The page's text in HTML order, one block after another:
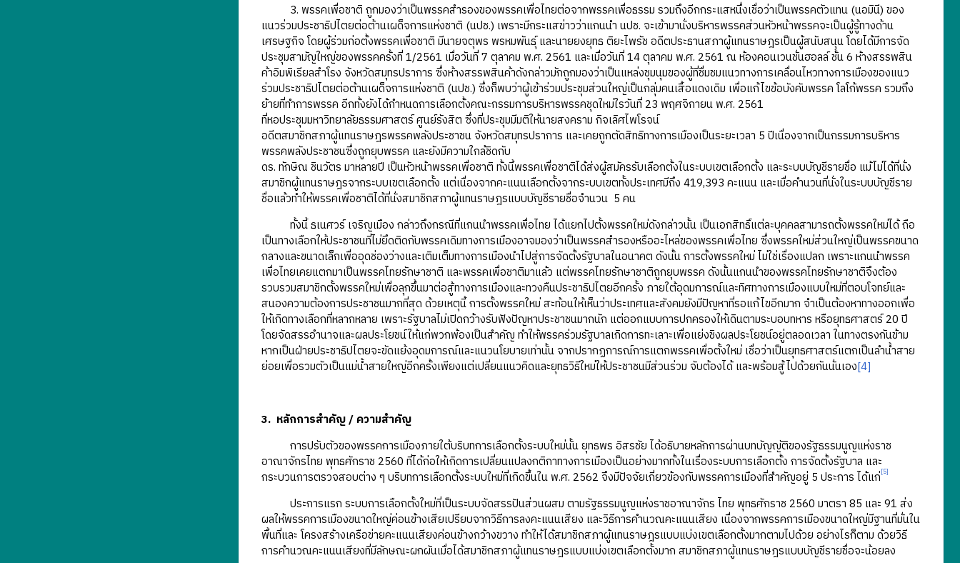
3. พรรคเพื่อชาติ ถูกมองว่าเป็นพรรคสำรองของพรรคเพื่อไทยต่อจากพรรคเพื่อธรรม รวมถึงอีกกระแสหนึ่งเชื่อว่าเป็นพรรคตัวแทน (นอมินี) ของ
แนวร่วมประชาธิปไตยต่อต้านเผด็จการแห่งชาติ (นปช.) เพราะมีกระแสข่าวว่าแกนนำ นปช. จะเข้ามานั่งบริหารพรรคส่วนหัวหน้าพรรคจะเป็นผู้รู้ทางด้าน
เศรษฐกิจ โดยผู้ร่วมก่อตั้งพรรคเพื่อชาติ มีนายจตุพร พรหมพันธุ์ และนายยงยุทธ ติยะไพรัช อดีตประธานสภาผู้แทนราษฎรเป็นผู้สนับสนุน โดยได้มีการจัด
ประชุมสามัญใหญ่ของพรรคครั้งที่ 1/2561 เมื่อวันที่ 7 ตุลาคม พ.ศ. 2561 และเมื่อวันที่ 14 ตุลาคม พ.ศ. 2561 ณ ห้องคอนเวนชั่นฮอลล์ ชั้น 6 ห้างสรรพสิน
ค้าอิมพิเรียลสำโรง จังหวัดสมุทรปราการ ซึ่งห้างสรรพสินค้าดังกล่าวมักถูกมองว่าเป็นแหล่งชุมนุมของผู้ที่ชื่มชมแนวทางการเคลื่อนไหวทางการเมืองของแนว
ร่วมประชาธิปไตยต่อต้านเผด็จการแห่งชาติ (นปช.) ซึ่งก็พบว่าผู้เข้าร่วมประชุมส่วนใหญ่เป็นกลุ่มคนเสื้อแดงเดิม เพื่อแก้ไขข้อบังคับพรรค โลโก้พรรค รวมถึง
ย้ายที่ทำการพรรค อีกทั้งยังได้กำหนดการเลือกตั้งคณะกรรมการบริหารพรรคชุดใหม่ใรวันที่ 23 พฤศจิกายน พ.ศ. 2561
ที่หอประชุมมหาวิทยาลัยธรรมศาสตร์ ศูนย์รังสิต ซึ่งที่ประชุมมีมติให้นายสงคราม กิจเลิศไพโรจน์
อดีตสมาชิกสภาผู้แทนราษฎรพรรคพลังประชาชน จังหวัดสมุทรปราการ และเคยถูกตัดสิทธิทางการเมืองเป็นระยะเวลา 5 ปีเนื่องจากเป็นกรรมการบริหาร
พรรคพลังประชาชนซึ่งถูกยุบพรรค และยังมีความใกล้ชิดกับ
ดร. ทักษิณ ชินวัตร มาหลายปี เป็นหัวหน้าพรรคเพื่อชาติ ทั้งนี้พรรคเพื่อชาติได้ส่งผู้สมัครรับเลือกตั้งในระบบเขตเลือกตั้ง และระบบบัญชีรายชื่อ แม้ไม่ได้ที่นั่ง
สมาชิกผู้แทนราษฎรจากระบบเขตเลือกตั้ง แต่เนื่องจากคะแนนเลือกตั้งจากระบบเขตทั้งประเทศมีถึง 419,393 คะแนน และเมื่อคำนวนที่นั่งในระบบบัญชีราย
ชื่อแล้วทำให้พรรคเพื่อชาติได้ที่นั่งสมาชิกสภาผู้แทนราษฎรแบบบัญชีรายชื่อจำนวน 5 คน
ทั้งนี้ ธเนศวร์ เจริญเมือง กล่าวถึงกรณีที่แกนนำพรรคเพื่อไทย ได้แยกไปตั้งพรรคใหม่ดังกล่าวนั้น เป็นเอกสิทธิ์แต่ละบุคคลสามารถตั้งพรรคใหม่ได้ ถือ
เป็นทางเลือกให้ประชาชนที่ไม่ยึดติดกับพรรคเดิมทางการเมืองอาจมองว่าเป็นพรรคสำรองหรืออะไหล่ของพรรคเพื่อไทย ซึ่งพรรคใหม่ส่วนใหญ่เป็นพรรคขนาด
กลางและขนาดเล็กเพื่ออุดช่องว่างและเติมเต็มทางการเมืองนำไปสู่การจัดตั้งรัฐบาลในอนาคต ดังนั้น การตั้งพรรคใหม่ ไม่ใช่เรื่องแปลก เพราะแกนนำพรรค
เพื่อไทยเคยแตกมาเป็นพรรคไทยรักษาชาติ และพรรคเพื่อชาติมาแล้ว แต่พรรคไทยรักษาชาติถูกยุบพรรค ดังนั้นแกนนำของพรรคไทยรักษาชาติจึงต้อง
รวบรวมสมาชิกตั้งพรรคใหม่เพื่อลุกขึ้นมาต่อสู้ทางการเมืองและทวงคืนประชาธิปไตยอีกครั้ง ภายใต้อุดมการณ์และทิศทางการเมืองแบบใหม่ที่ตอบโจทย์และ
สนองความต้องการประชาชนมากที่สุด ด้วยเหตุนี้ การตั้งพรรคใหม่ สะท้อนให้เห็นว่าประเทศและสังคมยังมีปัญหาที่รอแก้ไขอีกมาก จำเป็นต้องหาทางออกเพื่อ
ให้เกิดทางเลือกที่หลากหลาย เพราะรัฐบาลไม่เปิดกว้างรับฟังปัญหาประชาชนมากนัก แต่ออกแบบการปกครองให้เดินตามระบอบทหาร หรือยุทธศาสตร์ 20 ปี
โดยจัดสรรอำนาจและผลประโยชน์ให้แก่พวกพ้องเป็นสำคัญ ทำให้พรรคร่วมรัฐบาลเกิดการทะเลาะเพื่อแย่งชิงผลประโยชน์อยู่ตลอดเวลา ในทางตรงกันข้าม
หากเป็นฝ่ายประชาธิปไตยจะขัดแย้งอุดมการณ์และแนวนโยบายเท่านั้น จากปรากฏการณ์การแตกพรรคเพื่อตั้งใหม่ เชื่อว่าเป็นยุทธศาสตร์แตกเป็นลำน้ำสาย
ย่อยเพื่อรวมตัวเป็นแม่น้ำสายใหญ่อีกครั้งเพียงแต่เปลี่ยนแนวคิดและยุทธวิธีใหม่ให้ประชาชนมีส่วนร่วม จับต้องได้ และพร้อมสู้ไปด้วยกันนั่นเอง[4]
3. หลักการสำคัญ / ความสำคัญ
การปรับตัวของพรรคการเมืองภายใต้บริบทการเลือกตั้งระบบใหม่นั้น ยุทธพร อิสรชัย ได้อธิบายหลักการผ่านบทบัญญัติของรัฐธรรมนูญแห่งราช
อาณาจักรไทย พุทธศักราช 2560 ที่ได้ก่อให้เกิดการเปลี่ยนแปลงกติกาทางการเมืองเป็นอย่างมากทั้งในเรื่องระบบการเลือกตั้ง การจัดตั้งรัฐบาล และ
กระบวนการตรวจสอบต่าง ๆ บริบทการเลือกตั้งระบบใหม่ที่เกิดขึ้นใน พ.ศ. 2562 จึงมีปัจจัยเกี่ยวข้องกับพรรคการเมืองที่สำคัญอยู่ 5 ประการ ได้แก่[5]
ประการแรก ระบบการเลือกตั้งใหม่ที่เป็นระบบจัดสรรปันส่วนผสม ตามรัฐธรรมนูญแห่งราชอาณาจักร ไทย พุทธศักราช 2560 มาตรา 85 และ 91 ส่ง
ผลให้พรรคการเมืองขนาดใหญ่ค่อนข้างเสียเปรียบจากวิธีการลงคะแนนเสียง และวิธีการคำนวณคะแนนเสียง เนื่องจากพรรคการเมืองขนาดใหญ่มีฐานที่มั่นใน
พื้นที่และ โครงสร้างเครือข่ายคะแนนเสียงค่อนข้างกว้างขวาง ทำให้ได้สมาชิกสภาผู้แทนราษฎรแบบแบ่งเขตเลือกตั้งมากตามไปด้วย อย่างไรก็ตาม ด้วยวิธี
การคำนวณคะแนนเสียงที่มีลักษณะผกผันเมื่อได้สมาชิกสภาผู้แทนราษฎรแบบแบ่งเขตเลือกตั้งมาก สมาชิกสภาผู้แทนราษฎรแบบบัญชีรายชื่อจะน้อยลง